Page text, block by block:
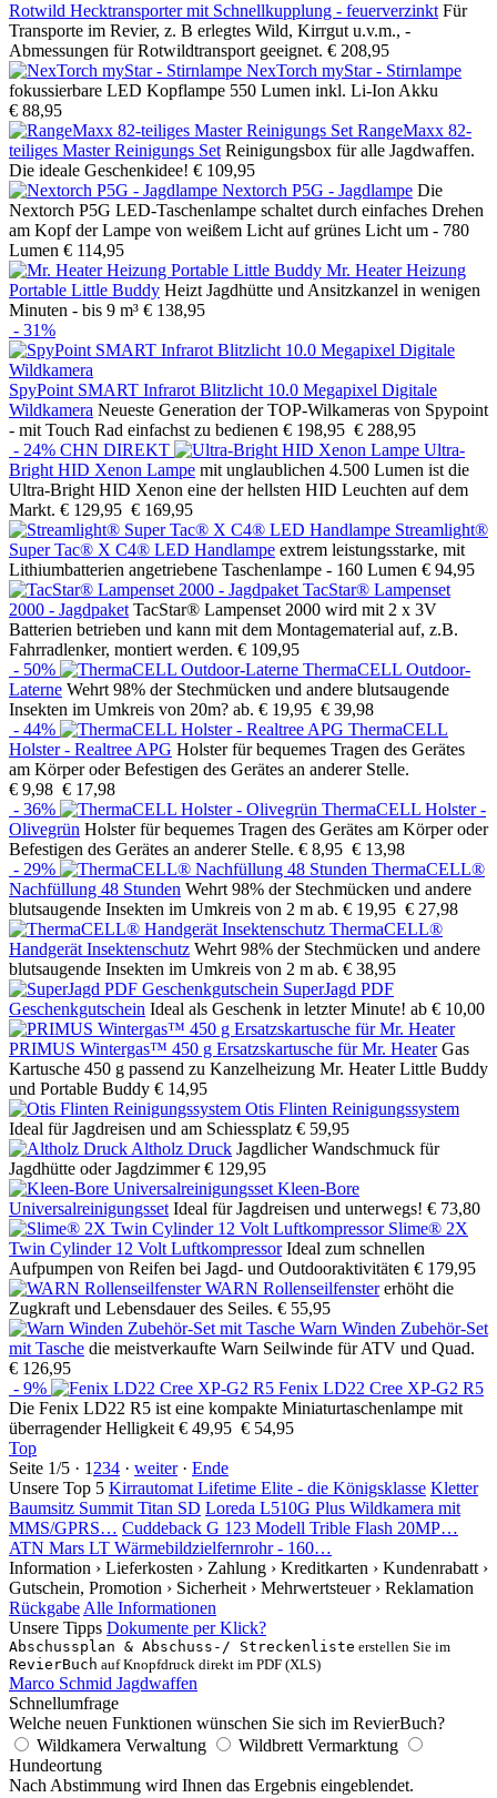
Rotwild Hecktransporter mit Schnellkupplung - feuerverzinkt Für
Transporte im Revier, z. B erlegtes Wild, Kirrgut u.v.m., -
Abmessungen für Rotwildtransport geeignet. € 208,95
NexTorch myStar - Stirnlampe
fokussierbare LED Kopflampe 550 Lumen inkl. Li-Ion Akku
€ 88,95
RangeMaxx 82-
teiliges Master Reinigungs Set Reinigungsbox für alle Jagdwaffen.
Die ideale Geschenkidee! € 109,95
Nextorch P5G - Jagdlampe Die
Nextorch P5G LED-Taschenlampe schaltet durch einfaches Drehen
am Kopf der Lampe von weißem Licht auf grünes Licht um - 780
Lumen € 114,95
Mr. Heater Heizung
Portable Little Buddy Heizt Jagdhütte und Ansitzkanzel in wenigen
Minuten - bis 9 m³ € 138,95
- 31%
SpyPoint SMART Infrarot Blitzlicht 10.0 Megapixel Digitale
Wildkamera Neueste Generation der TOP-Wilkameras von Spypoint
- mit Touch Rad einfachst zu bedienen € 198,95 € 288,95
- 24% CHN DIREKT
Ultra-
Bright HID Xenon Lampe mit unglaublichen 4.500 Lumen ist die
Ultra-Bright HID Xenon eine der hellsten HID Leuchten auf dem
Markt. € 129,95 € 169,95
Streamlight®
Super Tac® X C4® LED Handlampe extrem leistungsstarke, mit
Lithiumbatterien angetriebene Taschenlampe - 160 Lumen € 94,95
TacStar® Lampenset
2000 - Jagdpaket TacStar® Lampenset 2000 wird mit 2 x 3V
Batterien betrieben und kann mit dem Montagematerial auf, z.B.
Fahrradlenker, montiert werden. € 109,95
- 50%
ThermaCELL Outdoor-
Laterne Wehrt 98% der Stechmücken und andere blutsaugende
Insekten im Umkreis von 20m? ab. € 19,95 € 39,98
- 44%
ThermaCELL
Holster - Realtree APG Holster für bequemes Tragen des Gerätes
am Körper oder Befestigen des Gerätes an anderer Stelle.
€ 9,98 € 17,98
- 36%
ThermaCELL Holster -
Olivegrün Holster für bequemes Tragen des Gerätes am Körper oder
Befestigen des Gerätes an anderer Stelle. € 8,95 € 13,98
- 29%
ThermaCELL®
Nachfüllung 48 Stunden Wehrt 98% der Stechmücken und andere
blutsaugende Insekten im Umkreis von 2 m ab. € 19,95 € 27,98
ThermaCELL®
Handgerät Insektenschutz Wehrt 98% der Stechmücken und andere
blutsaugende Insekten im Umkreis von 2 m ab. € 38,95
SuperJagd PDF
Geschenkgutschein Ideal als Geschenk in letzter Minute! ab € 10,00
PRIMUS Wintergas™ 450 g Ersatzskartusche für Mr. Heater Gas
Kartusche 450 g passend zu Kanzelheizung Mr. Heater Little Buddy
und Portable Buddy € 14,95
Otis Flinten Reinigungssystem
Ideal für Jagdreisen und am Schiessplatz € 59,95
Altholz Druck Jagdlicher Wandschmuck für
Jagdhütte oder Jagdzimmer € 129,95
Kleen-Bore
Universalreinigungsset Ideal für Jagdreisen und unterwegs! € 73,80
Slime® 2X
Twin Cylinder 12 Volt Luftkompressor Ideal zum schnellen
Aufpumpen von Reifen bei Jagd- und Outdooraktivitäten € 179,95
WARN Rollenseilfenster erhöht die
Zugkraft und Lebensdauer des Seiles. € 55,95
Warn Winden Zubehör-Set
mit Tasche die meistverkaufte Warn Seilwinde für ATV und Quad.
€ 126,95
- 9%
Fenix LD22 Cree XP-G2 R5
Die Fenix LD22 R5 ist eine kompakte Miniaturtaschenlampe mit
überragender Helligkeit € 49,95 € 54,95
Top
Seite 1/5 · 1 234 · weiter· Ende
Unsere Top 5 Kirrautomat Lifetime Elite - die Königsklasse Kletter
Baumsitz Summit Titan SD Loreda L510G Plus Wildkamera mit
MMS/GPRS… Cuddeback G 123 Modell Trible Flash 20MP…
ATN Mars LT Wärmebildzielfernrohr - 160…
Information › Lieferkosten › Zahlung › Kreditkarten › Kundenrabatt ›
Gutschein, Promotion › Sicherheit › Mehrwertsteuer › Reklamation
Rückgabe Alle Informationen
Unsere Tipps Dokumente per Klick?
Abschussplan & Abschuss-/ Streckenliste erstellen Sie im
RevierBuch auf Knopfdruck direkt im PDF (XLS)
Marco Schmid Jagdwaffen
Schnellumfrage
Welche neuen Funktionen wünschen Sie sich im RevierBuch?
Wildkamera Verwaltung
Wildbrett Vermarktung
Hundeortung
Nach Abstimmung wird Ihnen das Ergebnis eingeblendet.